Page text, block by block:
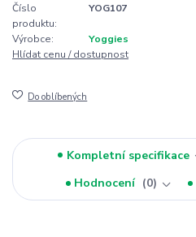
Číslo
produktu:
YOG107
Výrobce:
Yoggies
Hlídat cenu / dostupnost
Do oblíbených
Kompletní specifikace
Hodnocení
0